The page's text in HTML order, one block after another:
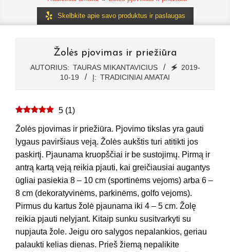
Skelbkite apie savo produktus ir paslaugas
Žolės pjovimas ir priežiūra
AUTORIUS: TAURAS MIKANTAVICIUS 🗲 2019-
10-19
Į: TRADICINIAI AMATAI
5 (1)
Žolės pjovimas ir priežiūra. Pjovimo tikslas yra gauti
lygaus paviršiaus veją. Žolės aukštis turi atitikti jos
paskirtį. Pjaunama kruopščiai ir be sustojimų. Pirmą ir
antrą kartą veją reikia pjauti, kai greičiausiai augantys
ūgliai pasiekia 8 – 10 cm (sportinėms vejoms) arba 6 –
8 cm (dekoratyvinėms, parkinėms, golfo vejoms).
Pirmus du kartus žolė pjaunama iki 4 – 5 cm. Žolę
reikia pjauti nelyjant. Kitaip sunku susitvarkyti su
nupjauta žole. Jeigu oro salygos nepalankios, geriau
palaukti kelias dienas. Prieš žiemą nepalikite